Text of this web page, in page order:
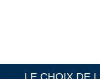
LE CHOIX DE